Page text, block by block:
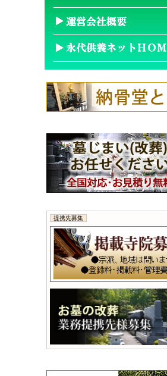
提携先募集